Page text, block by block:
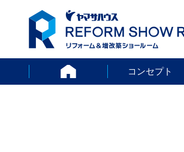
HOMEコンセプト